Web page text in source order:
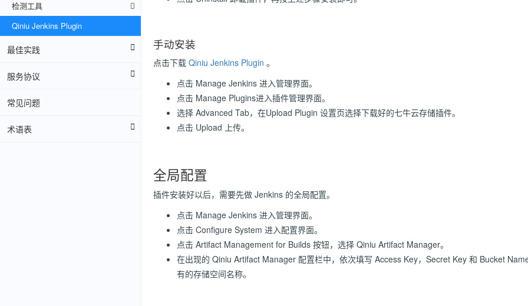
检测工具
Qiniu Jenkins Plugin
最佳实践
服务协议
常见问题
术语表
手动安装
点击下载 Qiniu Jenkins Plugin 。
点击 Manage Jenkins 进入管理界面。
点击 Manage Plugins进入插件管理界面。
选择 Advanced Tab，在Upload Plugin 设置页选择下载好的七牛云存储插件。
点击 Upload 上传。
全局配置
插件安装好以后，需要先做 Jenkins 的全局配置。
点击 Manage Jenkins 进入管理界面。
点击 Configure System 进入配置界面。
点击 Artifact Management for Builds 按钮，选择 Qiniu Artifact Manager。
在出现的 Qiniu Artifact Manager 配置栏中，依次填写 Access Key，Secret Key 和 Bucket
有的存储空间名称。